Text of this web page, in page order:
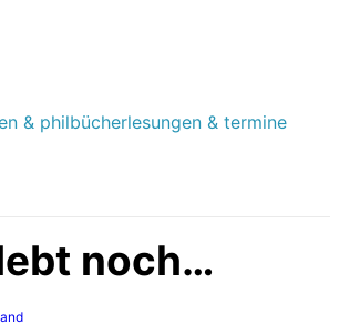
& philbücherlesungen & termine
noch…